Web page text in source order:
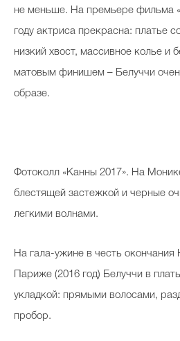
не меньше. На премьере фильма
году актриса прекрасна: платье
низкий хвост, массивное колье и
матовым финишем – Белуччи
образе.
Фотоколл «Канны 2017». На
блестящей застежкой и черные
легкими волнами.
На гала-ужине в честь
Париже (2016 год) Белуччи в
укладкой: прямыми волосами,
пробор.